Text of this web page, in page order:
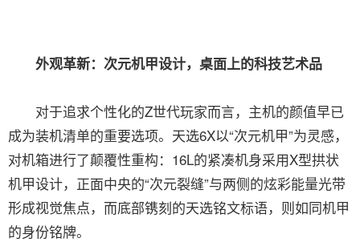
外观革新：次元机甲设计，桌面上的科技艺术品
对于追求个性化的Z世代玩家而言，主机的颜值早已
成为装机清单的重要选项。天选6X以“次元机甲”为灵感，
对机箱进行了颠覆性重构：16L的紧凑机身采用X型拱状
机甲设计，正面中央的“次元裂缝”与两侧的炫彩能量光带
形成视觉焦点，而底部镌刻的天选铭文标语，则如同机甲
的身份铭牌。